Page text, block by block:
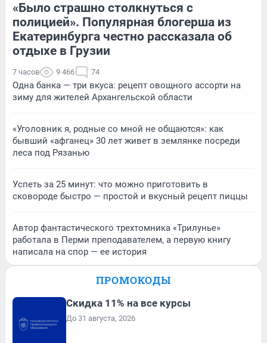
«Было страшно столкнуться с
полицией». Популярная блогерша из
Екатеринбурга честно рассказала об
отдыхе в Грузии
7 часов 9 466 74
Одна банка — три вкуса: рецепт овощного ассорти на
зиму для жителей Архангельской области
«Уголовник я, родные со мной не общаются»: как
бывший «афганец» 30 лет живет в землянке посреди
леса под Рязанью
Успеть за 25 минут: что можно приготовить в
сковороде быстро — простой и вкусный рецепт пиццы
Автор фантастического трехтомника «Трилунье»
работала в Перми преподавателем, а первую книгу
написала на спор — ее история
ПРОМОКОДЫ
Скидка 11% на все курсы
До 31 августа, 2026